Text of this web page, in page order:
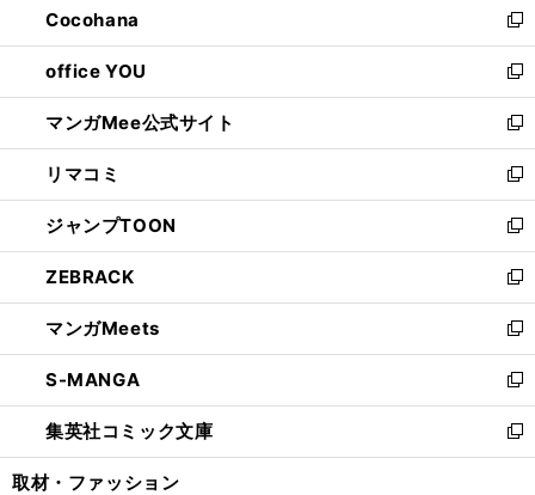
く
で
開
く
ド
ウ
で
開
く
い
ウ
ィ
ン
ド
ウ
で
開
く
Cocohana
新
し
い
ウ
ィ
ン
ド
ウ
で
開
く
office YOU
新
し
い
ウ
ィ
ン
ド
ウ
で
開
く
マンガMee公式サイト
新
し
い
ウ
ィ
ン
ド
ウ
で
開
く
リマコミ
新
し
い
ウ
ィ
ン
ド
ウ
で
開
く
ジャンプTOON
新
し
い
ウ
ィ
ン
ド
ウ
で
開
ZEBRACK
新
し
い
ウ
ィ
ン
ド
ウ
マンガMeets
新
し
い
ウ
ィ
ン
S-MANGA
新
し
い
ウ
集英社コミック文庫
新
し
取材・ファッション